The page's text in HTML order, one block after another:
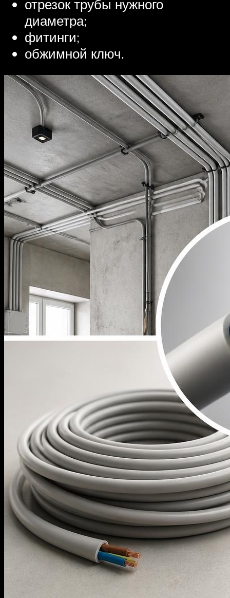
отрезок трубы нужного
диаметра;
фитинги;
обжимной ключ.